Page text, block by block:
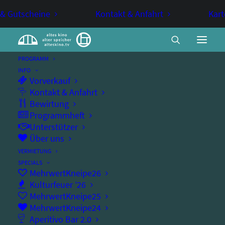
Gutscheine Kontakt & Anfahrt
PROGRAMM
INFO
Vorverkauf
Kontakt & Anfahrt
Bewirtung
Programmheft
Unterstützer
Über uns
VERMIETUNG
SPECIALS
MehrwertKneipe26
Kulturfeuer ’26
MehrwertKneipe25
MehrwertKneipe24
Aperitivo Bar 2.0
Nouvelle Vague
KINO MITTWOCHSKINO
Mittwochskino
Mittwoch, 25.11.2026